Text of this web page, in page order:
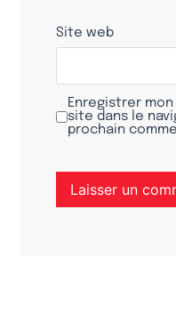
Site web
Enregistrer
site dans le
prochain